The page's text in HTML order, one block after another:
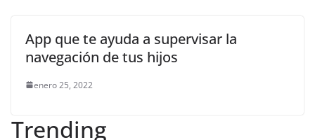
App que te ayuda a supervisar la
navegación de tus hijos
enero 25, 2022
Trending